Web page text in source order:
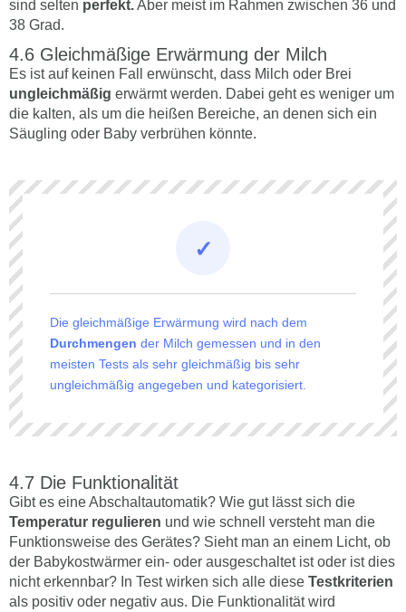
sind selten perfekt.Aber meist im Rahmen zwischen 36 und
38 Grad.
Gleichmäßige Erwärmung der Milch
Es ist auf keinen Fall erwünscht, dass Milch oder Brei
ungleichmäßig erwärmt werden. Dabei geht es weniger um
die kalten, als um die heißen Bereiche, an denen sich ein
Säugling oder Baby verbrühen könnte.
Die gleichmäßige Erwärmung wird nach dem
Durchmengen der Milch gemessen und in den
meisten Tests als sehr gleichmäßig bis sehr
ungleichmäßig angegeben und kategorisiert.
Die Funktionalität
Gibt es eine Abschaltautomatik? Wie gut lässt sich die
Temperatur regulieren und wie schnell versteht man die
Funktionsweise des Gerätes? Sieht man an einem Licht, ob
der Babykostwärmer ein- oder ausgeschaltet ist oder ist dies
nicht erkennbar? In Test wirken sich alle diese Testkriterien
als positiv oder negativ aus. Die Funktionalität wird